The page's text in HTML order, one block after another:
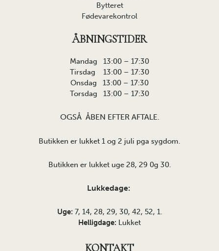
Bytteret
Fødevarekontrol
ÅBNINGSTIDER
Mandag 13:00 – 17:30
Tirsdag 13:00 – 17:30
Onsdag 13:00 – 17:30
Torsdag 13:00 – 17:30
OGSÅ ÅBEN EFTER AFTALE.
Butikken er lukket 1 og 2 juli pga sygdom.
Butikken er lukket uge 28, 29 0g 30.
Lukkedage:
Uge: 7, 14, 28, 29, 30, 42, 52, 1.
Helligdage: Lukket
KONTAKT